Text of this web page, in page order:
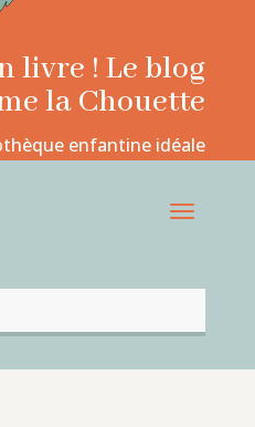
livre ! Le blog
la Chouette
enfantine idéale